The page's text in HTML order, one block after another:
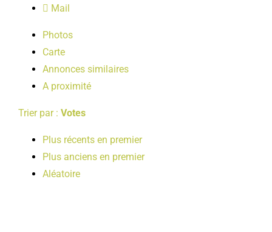
LOISIRS
PUBLICATIONS
Mail
Photos
Carte
Annonces similaires
A proximité
Trier par : Votes
Plus récents en premier
Plus anciens en premier
Aléatoire